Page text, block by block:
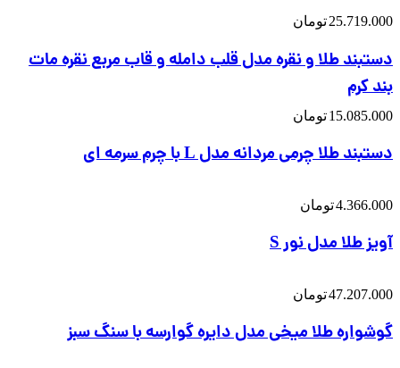
25.719.000تومان
دستبند طلا و نقره مدل قلب دامله و قاب مربع نقره مات
بند کرم
15.085.000تومان
دستبند طلا چرمی مردانه مدل L با چرم سرمه ای
4.366.000تومان
آویز طلا مدل نور S
47.207.000تومان
گوشواره طلا میخی مدل دایره گوارسه با سنگ سبز